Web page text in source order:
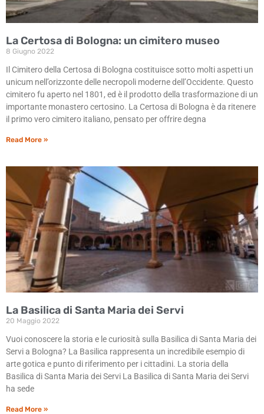
La Certosa di Bologna: un cimitero museo
8 Giugno 2022
Il Cimitero della Certosa di Bologna costituisce sotto molti aspetti un
unicum nell’orizzonte delle necropoli moderne dell’Occidente. Questo
cimitero fu aperto nel 1801, ed è il prodotto della trasformazione di un
importante monastero certosino. La Certosa di Bologna è da ritenere
il primo vero cimitero italiano, pensato per offrire degna
Read More »
La Basilica di Santa Maria dei Servi
20 Maggio 2022
Vuoi conoscere la storia e le curiosità sulla Basilica di Santa Maria dei
Servi a Bologna? La Basilica rappresenta un incredibile esempio di
arte gotica e punto di riferimento per i cittadini. La storia della
Basilica di Santa Maria dei Servi La Basilica di Santa Maria dei Servi
ha sede
Read More »